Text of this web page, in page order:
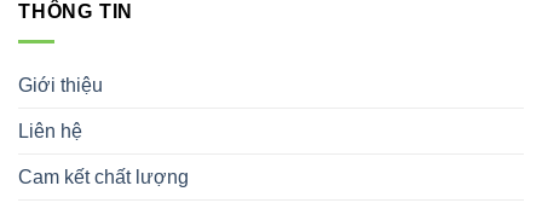
THÔNG TIN
Giới thiệu
Liên hệ
Cam kết chất lượng